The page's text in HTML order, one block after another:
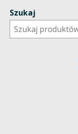
Szukaj